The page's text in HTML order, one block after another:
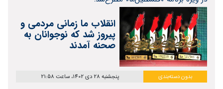
انقلاب ما زمانی مردمی و
پیروز شد که نوجوانان به
صحنه آمدند
بدون دسته‌بندی پنجشنبه 28 دی 1402، ساعت 21:58